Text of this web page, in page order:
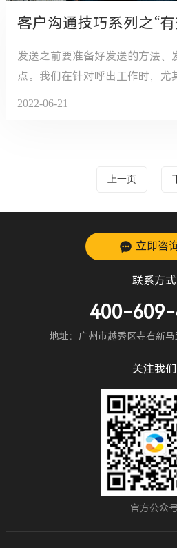
客户沟通技巧系列之“
发送之前要准备好发送的方法、
点。我们在针对呼出工作时，尤
电话回访时，为了提高沟通的效
2022-06-21
上一页
立即咨
联系方式
400-
地址：广州市越秀区寺右新
关注我们
官方公众